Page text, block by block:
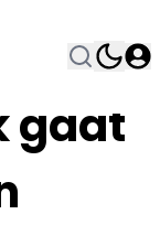
gaat